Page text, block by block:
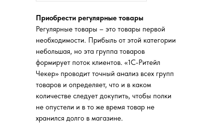
Приобрести регулярные товары
Регулярные товары – это товары первой
необходимости. Прибыль от этой категории
небольшая, но эта группа товаров
формирует поток клиентов. «1С-Ритейл
Чекер» проводит точный анализ всех групп
товаров и определяет, что и в каком
количестве следует докупить, чтобы полки
не опустели и в то же время товар не
хранился долго в магазине.